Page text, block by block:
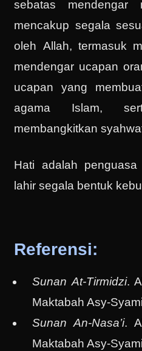
sebatas mendengar
mencakup segala
oleh Allah, termasuk
mendengar ucapan
ucapan yang
agama Islam,
membangkitkan
Hati adalah
lahir segala bentuk
Referensi:
Sunan At-Tirmidzi.
Maktabah Asy-
Sunan An-Nasa’i.
Maktabah Asy-